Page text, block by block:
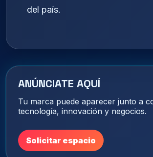
del país.
ANÚNCIATE AQUÍ
Tu marca puede aparecer junto a
tecnología, innovación y negocios.
Solicitar espacio